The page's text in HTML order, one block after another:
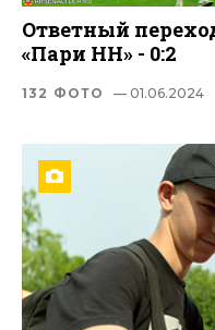
Ответный
«Пари НН» - 0:2
132 ФОТО — 01.06.2024